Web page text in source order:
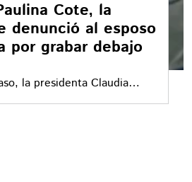
Cote, la
denunció al esposo
por grabar debajo
la presidenta Claudia
la Ley Olimpia contra el